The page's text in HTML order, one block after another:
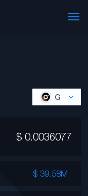
G
$ 0.0036077
$ 39.58M